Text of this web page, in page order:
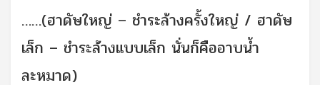
……(ฮาดัษใหญ่ – ชำระล้างครั้งใหญ่ / ฮาดัษ
เล็ก – ชำระล้างแบบเล็ก นั่นก็คืออาบน้ำ
ละหมาด)